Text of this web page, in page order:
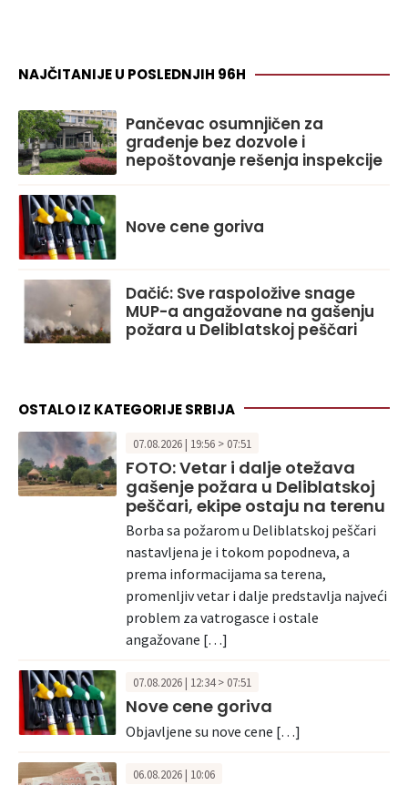
NAJČITANIJE U POSLEDNJIH 96H
Pančevac osumnjičen za
građenje bez dozvole i
nepoštovanje rešenja inspekcije
Nove cene goriva
Dačić: Sve raspoložive snage
MUP-a angažovane na gašenju
požara u Deliblatskoj peščari
OSTALO IZ KATEGORIJE SRBIJA
07.08.2026 | 19:56 > 07:51
FOTO: Vetar i dalje otežava
gašenje požara u Deliblatskoj
peščari, ekipe ostaju na terenu
Borba sa požarom u Deliblatskoj peščari
nastavljena je i tokom popodneva, a
prema informacijama sa terena,
promenljiv vetar i dalje predstavlja najveći
problem za vatrogasce i ostale
angažovane […]
07.08.2026 | 12:34 > 07:51
Nove cene goriva
Objavljene su nove cene […]
06.08.2026 | 10:06